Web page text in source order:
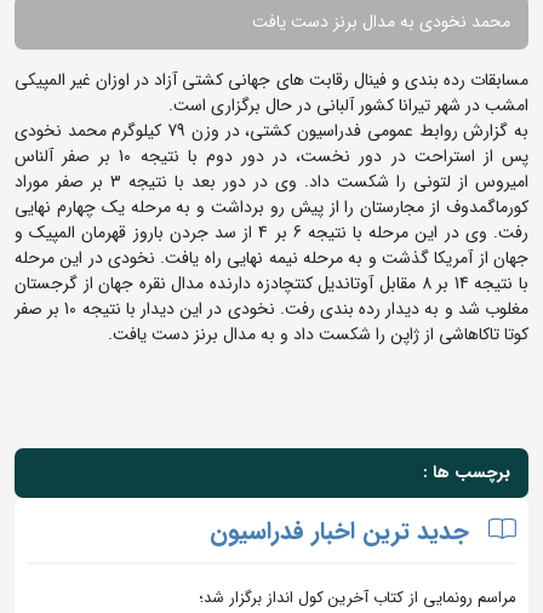
محمد نخودی به مدال برنز دست یافت
مسابقات رده بندی و فینال رقابت های جهانی کشتی آزاد در اوزان غیر المپیکی
امشب در شهر تیرانا کشور آلبانی در حال برگزاری است.
به گزارش روابط عمومی فدراسیون کشتی، در وزن 79 کیلوگرم محمد نخودی
پس از استراحت در دور نخست، در دور دوم با نتیجه 10 بر صفر آلناس
امیروس از لتونی را شکست داد. وی در دور بعد با نتیجه 3 بر صفر موراد
کورماگمدوف از مجارستان را از پیش رو برداشت و به مرحله یک چهارم نهایی
رفت. وی در این مرحله با نتیجه 6 بر 4 از سد جردن باروز قهرمان المپیک و
جهان از آمریکا گذشت و به مرحله نیمه نهایی راه یافت. نخودی در این مرحله
با نتیجه 14 بر 8 مقابل آوتاندیل کنتچادزه دارنده مدال نقره جهان از گرجستان
مغلوب شد و به دیدار رده بندی رفت. نخودی در این دیدار با نتیجه 10 بر صفر
کوتا تاکاهاشی از ژاپن را شکست داد و به مدال برنز دست یافت.
برچسب ها :
جدید ترین اخبار فدراسیون
مراسم رونمایی از کتاب آخرین کول انداز برگزار شد؛